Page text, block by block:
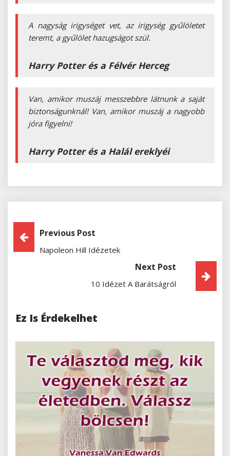
A nagyság irigységet vet, az irigység gyűlöletet
teremt, a gyűlölet hazugságot szül.
Harry Potter és a Félvér Herceg
Van, amikor muszáj messzebbre látnunk a saját
biztonságunknál! Van, amikor muszáj a nagyobb
jóra figyelni!
Harry Potter és a Halál ereklyéi
Bejegyzés
Navigáció
Previous Post
Napoleon Hill Idézetek
Next Post
10 Idézet A Barátságról
Ez Is Érdekelhet